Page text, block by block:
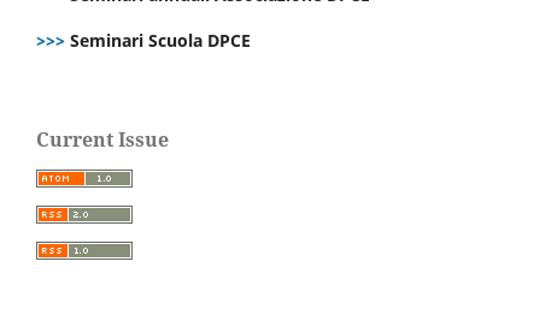
>>> Seminari Scuola DPCE
Current Issue